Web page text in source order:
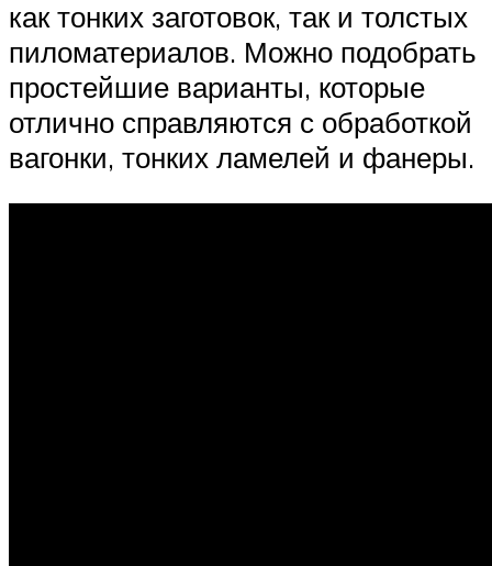
как тонких заготовок, так и толстых
пиломатериалов. Можно подобрать
простейшие варианты, которые
отлично справляются с обработкой
вагонки, тонких ламелей и фанеры.